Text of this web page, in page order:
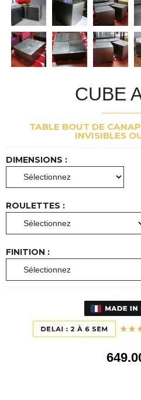
CUBE
TABLE BOUT DE
INVISIBLES
DIMENSIONS :
ROULETTES :
FINITION :
649